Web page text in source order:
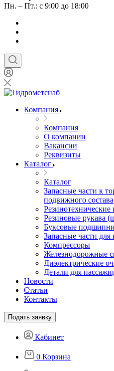
Пн. – Пт.: с 9:00 до 18:00
Компания
Компания
О компании
Вакансии
Реквизиты
Каталог
Каталог
Запасные части к
подвижного состава
Резиновые рукава
Буксовые
Запасные части для
Компрессоры
Железнодорожные
Диэлектрические
Детали для
Новости
Статьи
Контакты
Подать заявку
Кабинет
0 Корзина